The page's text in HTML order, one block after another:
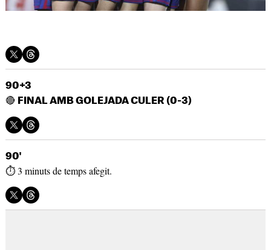
90+3
🔴 FINAL AMB GOLEJADA CULER (0-3)
90'
⏱ 3 minuts de temps afegit.